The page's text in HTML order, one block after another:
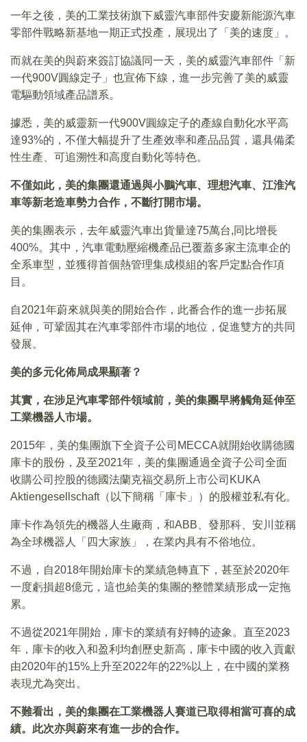
一年之後，美的工業技術旗下威靈汽車部件安慶新能源汽車
零部件戰略新基地一期正式投產，展現出了「美的速度」。
而就在美的與蔚來簽訂協議同一天，美的威靈汽車部件「新
一代900V圓線定子」也宣佈下線，進一步完善了美的威靈
電驅動領域產品譜系。
據悉，美的威靈新一代900V圓線定子的產線自動化水平高
達93%的，不僅大幅提升了生產效率和產品品質，還具備柔
性生產、可追溯性和高度自動化等特色。
不僅如此，美的集團還通過與小鵬汽車、理想汽車、江淮汽
車等新老造車勢力合作，不斷打開市場。
美的集團表示，去年威靈汽車出貨量達75萬台,同比增長
400%。其中，汽車電動壓縮機產品已覆蓋多家主流車企的
全系車型，並獲得首個熱管理集成模組的客戶定點合作項
目。
自2021年蔚來就與美的開始合作，此番合作的進一步拓展
延伸，可鞏固其在汽車零部件市場的地位，促進雙方的共同
發展。
美的多元化佈局成果顯著？
其實，在涉足汽車零部件領域前，美的集團早將觸角延伸至
工業機器人市場。
2015年，美的集團旗下全資子公司MECCA就開始收購德國
庫卡的股份，及至2021年，美的集團通過全資子公司全面
收購公司控股的德國法蘭克福交易所上市公司KUKA
Aktiengesellschaft（以下簡稱「庫卡」）的股權並私有化。
庫卡作為領先的機器人生廠商，和ABB、發那科、安川並稱
為全球機器人「四大家族」，在業内具有不俗地位。
不過，自2018年開始庫卡的業績急轉直下，甚至於2020年
一度虧損超8億元，這也給美的集團的整體業績形成一定拖
累。
不過從2021年開始，庫卡的業績有好轉的迹象。直至2023
年，庫卡的收入和盈利均創歷史新高，庫卡中國的收入貢獻
由2020年的15%上升至2022年的22%以上，在中國的業務
表現尤為突出。
不難看出，美的集團在工業機器人賽道已取得相當可喜的成
績。此次亦與蔚來有進一步的合作。